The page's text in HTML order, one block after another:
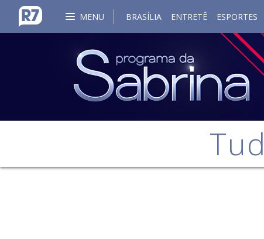
MENU BRASÍLIA ENTRETÊ ESPORTES